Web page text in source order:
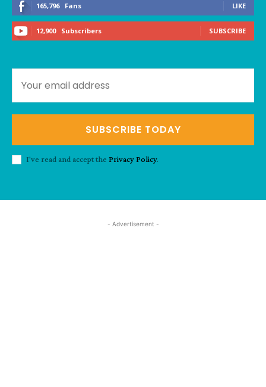
165,796 Fans LIKE
12,900 Subscribers SUBSCRIBE
SUBSCRIBE TODAY
I've read and accept the Privacy Policy.
- Advertisement -